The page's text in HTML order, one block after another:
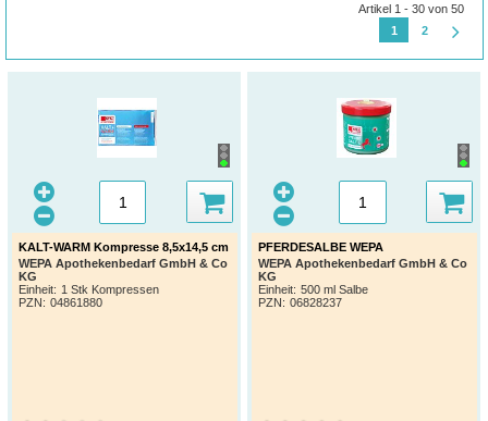
Artikel 1 - 30 von 50
1
2
KALT-WARM Kompresse 8,5x14,5 cm
WEPA Apothekenbedarf GmbH & Co
KG
Einheit: 1 Stk Kompressen
PZN : 04861880
PFERDESALBE WEPA
WEPA Apothekenbedarf GmbH & Co
KG
Einheit: 500 ml Salbe
PZN : 06828237